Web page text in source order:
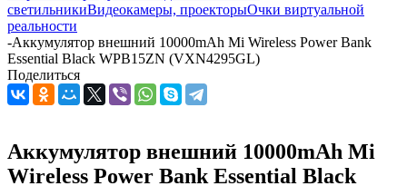
светильникиВидеокамеры, проекторыОчки виртуальной
реальности
-Аккумулятор внешний 10000mAh Mi Wireless Power Bank
Essential Black WPB15ZN (VXN4295GL)
Поделиться
Аккумулятор внешний 10000mAh Mi
Wireless Power Bank Essential Black